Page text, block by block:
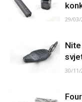
29/03/
30/11/